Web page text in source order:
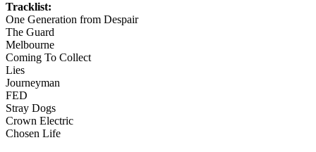
Tracklist:
One Generation from Despair
The Guard
Melbourne
Coming To Collect
Lies
Journeyman
FED
Stray Dogs
Crown Electric
Chosen Life